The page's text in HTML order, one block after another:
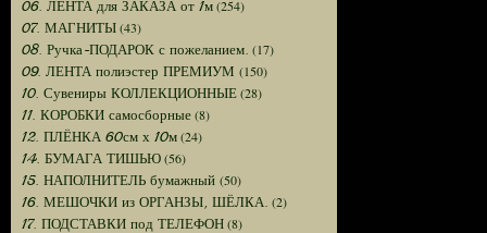
06. ЛЕНТА для ЗАКАЗА от 1м(254)
07. МАГНИТЫ(43)
08. Ручка-ПОДАРОК с пожеланием. (17)
09. ЛЕНТА полиэстер ПРЕМИУМ (150)
10. Сувениры КОЛЛЕКЦИОННЫЕ(28)
11. КОРОБКИ самосборные(8)
12. ПЛЁНКА 60см х 10м(24)
14. БУМАГА ТИШЬЮ(56)
15. НАПОЛНИТЕЛЬ бумажный (50)
16. МЕШОЧКИ из ОРГАНЗЫ, ШЁЛКА. (2)
17. ПОДСТАВКИ под ТЕЛЕФОН(8)